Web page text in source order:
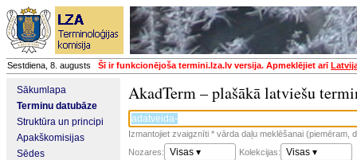
Sestdiena, 8. augusts Šī ir funkcionējoša termini.lza.lv versija. Apmeklējiet arī
Sākumlapa
Terminu datubāze
Struktūra un principi
Apakškomisijas
Sēdes
AkadTerm – plašākā latviešu
Izmantojiet zvaigznīti * vārda daļu meklēšanai (piemēram,
Nozares:
Visas ▾ Kolekcijas: Visas ▾